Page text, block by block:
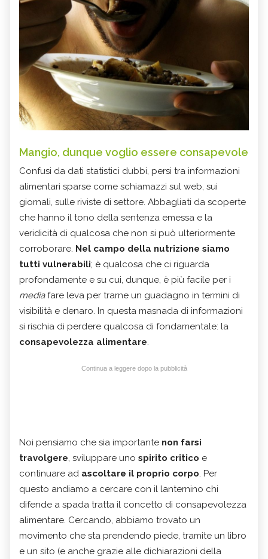
Mangio, dunque voglio essere consapevole
Confusi da dati statistici dubbi, persi tra informazioni
alimentari sparse come schiamazzi sul web, sui
giornali, sulle riviste di settore. Abbagliati da scoperte
che hanno il tono della sentenza emessa e la
veridicità di qualcosa che non si può ulteriormente
corroborare. Nel campo della nutrizione siamo
tutti vulnerabili; è qualcosa che ci riguarda
profondamente e su cui, dunque, è più facile per i
mediafare leva per trarne un guadagno in termini di
visibilità e denaro. In questa masnada di informazioni
si rischia di perdere qualcosa di fondamentale: la
consapevolezza alimentare.
Continua a leggere dopo la pubblicità
Noi pensiamo che sia importante non farsi
travolgere, sviluppare uno spirito critico e
continuare ad ascoltare il proprio corpo. Per
questo andiamo a cercare con il lanternino chi
difende a spada tratta il concetto di consapevolezza
alimentare. Cercando, abbiamo trovato un
movimento che sta prendendo piede, tramite un libro
e un sito (e anche grazie alle dichiarazioni della